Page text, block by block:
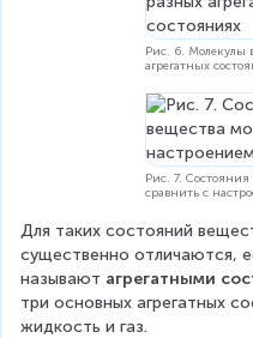
Рис. 6. Молекулы
агрегатных
Рис. 7.
сравнить с
Для таких состояний
существенно отличаются,
называют агрегатными
три основных агрегатных
жидкость и газ.